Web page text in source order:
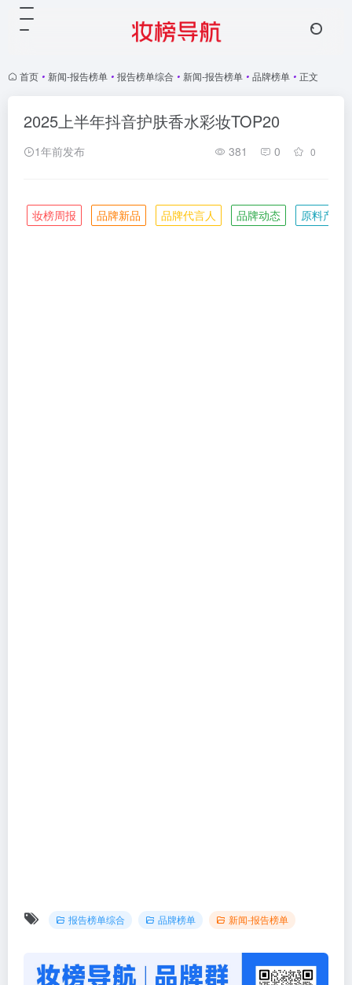
首页 • 新闻-报告榜单 • 报告榜单综合 • 新闻-报告榜单 • 品牌榜单 • 正文
2025上半年抖音护肤香水彩妆TOP20
1年前发布 381 0 0
妆榜周报 品牌新品 品牌代言人 品牌动态 原料产业
报告榜单综合 品牌榜单 新闻-报告榜单